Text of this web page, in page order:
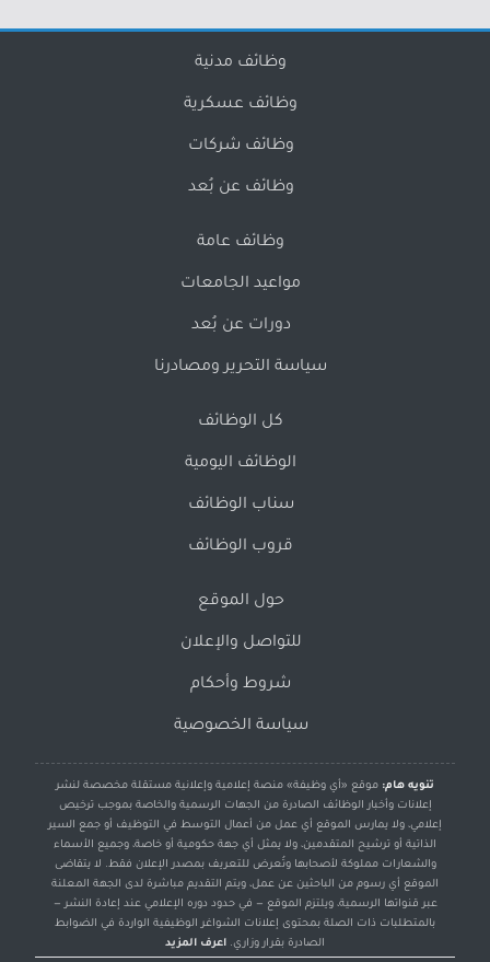
وظائف مدنية
وظائف عسكرية
وظائف شركات
وظائف عن بُعد
وظائف عامة
مواعيد الجامعات
دورات عن بُعد
سياسة التحرير ومصادرنا
كل الوظائف
الوظائف اليومية
سناب الوظائف
قروب الوظائف
حول الموقع
للتواصل والإعلان
شروط وأحكام
سياسة الخصوصية
تنويه هام: موقع «أي وظيفة» منصة إعلامية وإعلانية مستقلة مخصصة لنشر
إعلانات وأخبار الوظائف الصادرة من الجهات الرسمية والخاصة بموجب ترخيص
إعلامي، ولا يمارس الموقع أي عمل من أعمال التوسط في التوظيف أو جمع السير
الذاتية أو ترشيح المتقدمين، ولا يمثل أي جهة حكومية أو خاصة، وجميع الأسماء
والشعارات مملوكة لأصحابها وتُعرض للتعريف بمصدر الإعلان فقط. لا يتقاضى
الموقع أي رسوم من الباحثين عن عمل، ويتم التقديم مباشرة لدى الجهة المعلنة
عبر قنواتها الرسمية، ويلتزم الموقع — في حدود دوره الإعلامي عند إعادة النشر —
بالمتطلبات ذات الصلة بمحتوى إعلانات الشواغر الوظيفية الواردة في الضوابط
الصادرة بقرار وزاري. اعرف المزيد